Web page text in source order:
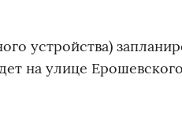
устройства)
на улице